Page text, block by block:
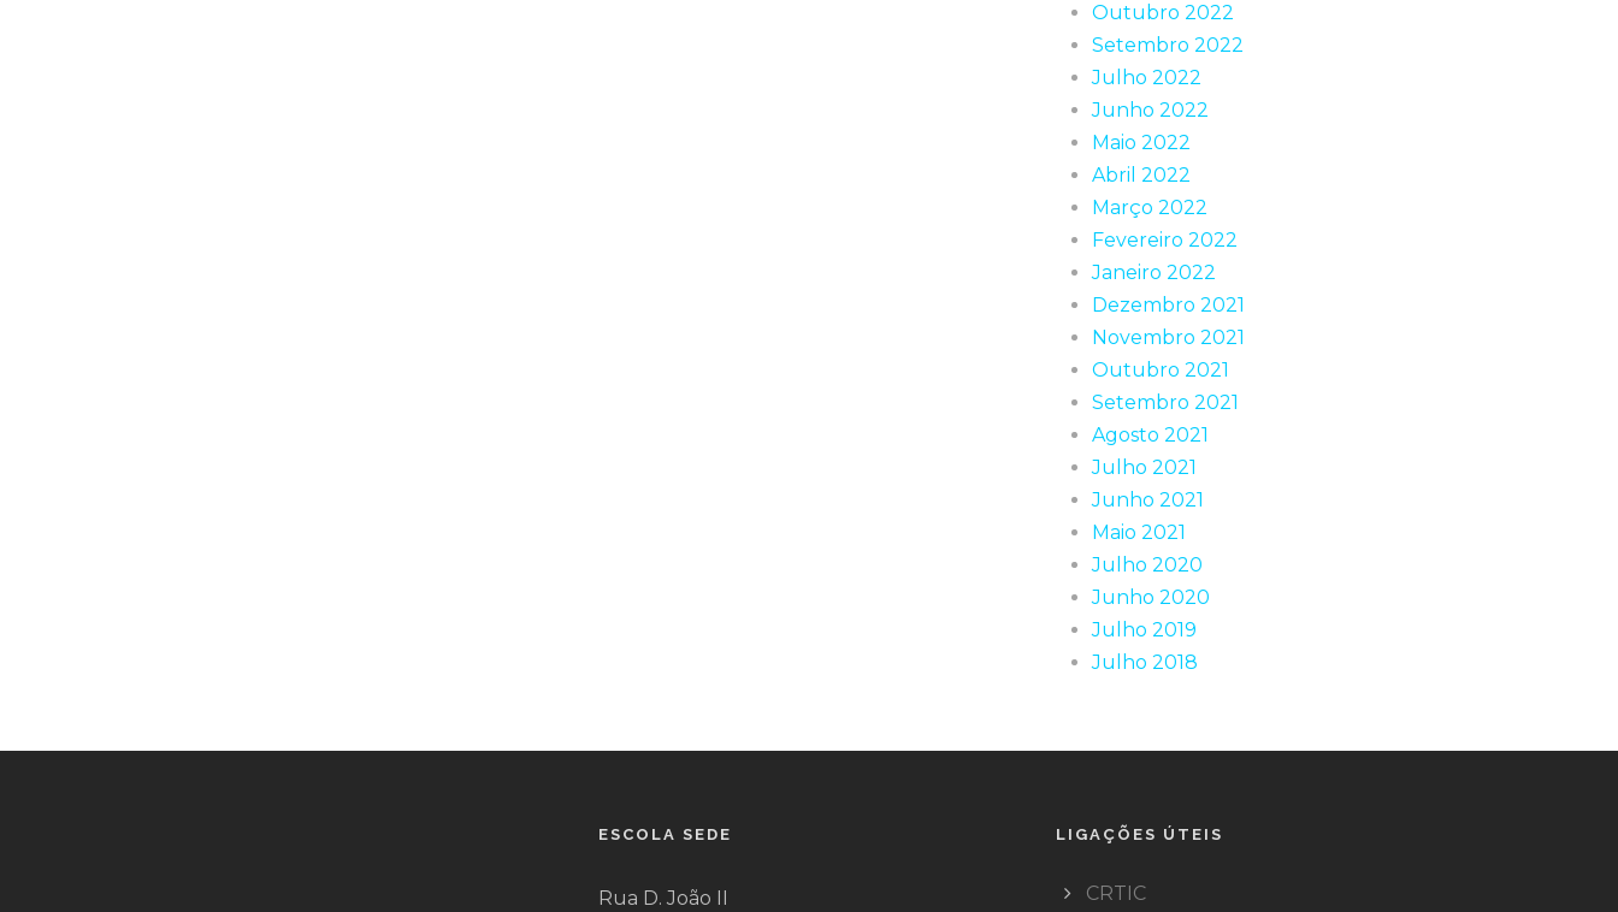
Outubro 2022
Setembro 2022
Julho 2022
Junho 2022
Maio 2022
Abril 2022
Março 2022
Fevereiro 2022
Janeiro 2022
Dezembro 2021
Novembro 2021
Outubro 2021
Setembro 2021
Agosto 2021
Julho 2021
Junho 2021
Maio 2021
Julho 2020
Junho 2020
Julho 2019
Julho 2018
ESCOLA SEDE
Rua D. João II
LIGAÇÕES ÚTEIS
CRTIC